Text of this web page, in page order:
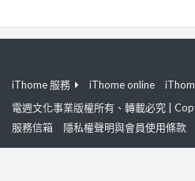
iThome 服務 iThome online
電週文化事業版權所有、轉載必究 |
服務信箱
隱私權聲明與會員使用條款